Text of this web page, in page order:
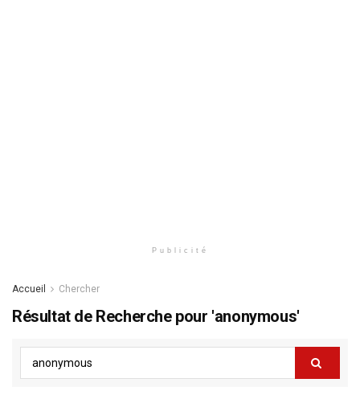
Publicité
Accueil Chercher
Résultat de Recherche pour 'anonymous'